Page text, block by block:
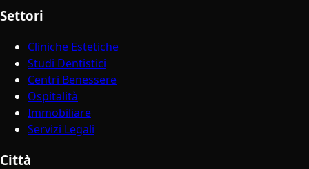
Settori
Cliniche Estetiche
Studi Dentistici
Centri Benessere
Ospitalità
Immobiliare
Servizi Legali
Città